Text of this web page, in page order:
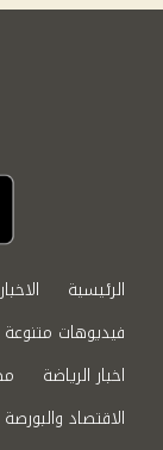
الرئيسية
فيديوهات متنوعة
اخبار الرياضة
الاقتصاد والبورصة